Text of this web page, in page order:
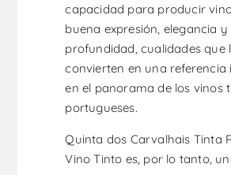
capacidad para producir
buena expresión, elegancia y
profundidad, cualidades que
convierten en una referencia
en el panorama de los vinos
portugueses.
Quinta dos Carvalhais Tinta
Vino Tinto es, por lo tanto,